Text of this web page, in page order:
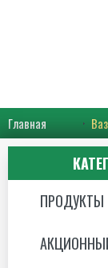
Главная
ПРОДУКТЫ